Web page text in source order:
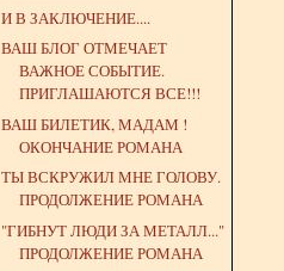
И В ЗАКЛЮЧЕНИЕ....
ВАШ БЛОГ ОТМЕЧАЕТ
ВАЖНОЕ СОБЫТИЕ.
ПРИГЛАШАЮТСЯ ВСЕ!!!
ВАШ БИЛЕТИК, МАДАМ !
ОКОНЧАНИЕ РОМАНА
ТЫ ВСКРУЖИЛ МНЕ ГОЛОВУ.
ПРОДОЛЖЕНИЕ РОМАНА
"ГИБНУТ ЛЮДИ ЗА МЕТАЛЛ..."
ПРОДОЛЖЕНИЕ РОМАНА